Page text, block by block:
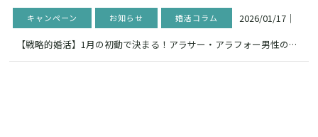
キャンペーン お知らせ 婚活コラム 2026/01/17｜
【戦略的婚活】1月の初動で決まる！アラサー・アラフォー男性の成功ルート